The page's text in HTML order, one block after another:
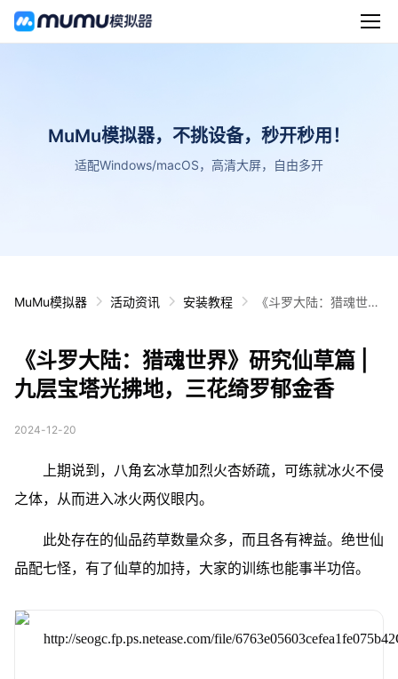
MuMu模拟器，不挑设备，秒开秒用！
适配Windows/macOS，高清大屏，自由多开
MuMu模拟器 活动资讯 安装教程
《斗罗大陆：猎魂世
郁金香
《斗罗大陆：猎魂世界》研究仙草篇 |
九层宝塔光拂地，三花绮罗郁金香
2024-12-20
上期说到，八角玄冰草加烈火杏娇疏，可练就冰火不侵
之体，从而进入冰火两仪眼内。
此处存在的仙品药草数量众多，而且各有裨益。绝世仙
品配七怪，有了仙草的加持，大家的训练也能事半功倍。